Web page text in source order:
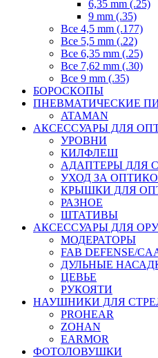
6,35 mm (.25)
9 mm (.35)
Все 4,5 mm (.177)
Все 5,5 mm (.22)
Все 6,35 mm (.25)
Все 7,62 mm (.30)
Все 9 mm (.35)
БОРОСКОПЫ
ПНЕВМАТИЧЕСКИЕ
ATAMAN
АКСЕССУАРЫ ДЛЯ
УРОВНИ
КИЛФЛЕШ
АДАПТЕРЫ ДЛЯ
УХОД ЗА
КРЫШКИ ДЛЯ
РАЗНОЕ
ШТАТИВЫ
АКСЕССУАРЫ ДЛЯ
МОДЕРАТОРЫ
FAB DEFENSE/
ДУЛЬНЫЕ
ЦЕВЬЕ
РУКОЯТИ
НАУШНИКИ ДЛЯ
PROHEAR
ZOHAN
EARMOR
ФОТОЛОВУШКИ